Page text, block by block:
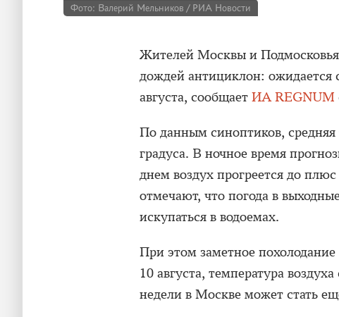
Фото: Валерий Мельников / РИА Новости
Жителей Москвы и Подмосковья
дождей антициклон: ожидается
августа, сообщает ИА REGNUM
По данным синоптиков,
градуса. В ночное время
днем воздух прогреется до
отмечают, что погода в
искупаться в водоемах.
При этом заметное похолодание
10 августа, температура
недели в Москве может стать